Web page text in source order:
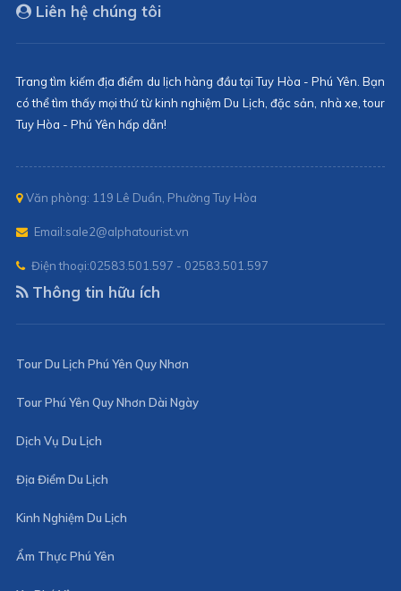
Liên hệ chúng tôi
Trang tìm kiếm địa điểm du lịch hàng đầu tại Tuy Hòa - Phú Yên. Bạn
có thể tìm thấy mọi thứ từ kinh nghiệm Du Lịch, đặc sản, nhà xe, tour
Tuy Hòa - Phú Yên hấp dẫn!
Văn phòng: 119 Lê Duẩn, Phường Tuy Hòa
Email:sale2@alphatourist.vn
Điện thoại:02583.501.597 - 02583.501.597
Thông tin hữu ích
Tour Du Lịch Phú Yên Quy Nhơn
Tour Phú Yên Quy Nhơn Dài Ngày
Dịch Vụ Du Lịch
Địa Điểm Du Lịch
Kinh Nghiệm Du Lịch
Ẩm Thực Phú Yên